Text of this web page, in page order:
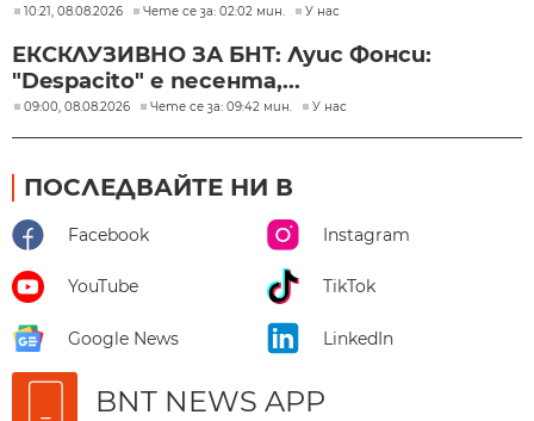
10:21, 08.08.2026 Чете се за: 02:02 мин. У нас
ЕКСКЛУЗИВНО ЗА БНТ: Луис Фонси:
"Despacito" е песента,...
09:00, 08.08.2026 Чете се за: 09:42 мин. У нас
ПОСЛЕДВАЙТЕ НИ В
Facebook Instagram
YouTube TikTok
Google News LinkedIn
BNT NEWS APP